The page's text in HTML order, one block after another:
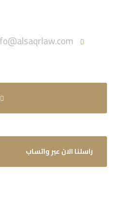
راسلنا الان عبر واتساب